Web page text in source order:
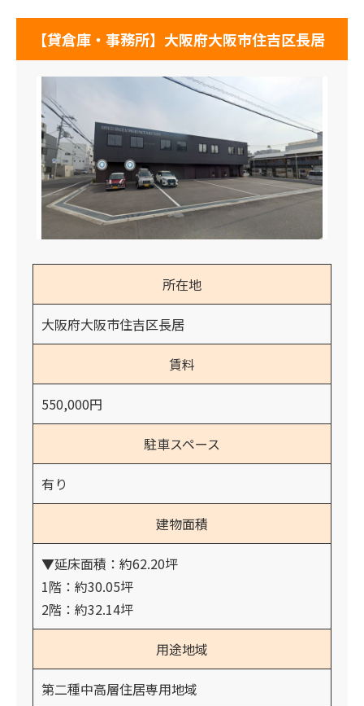
【貸倉庫・事務所】大阪府大阪市住吉区長居
所在地
大阪府大阪市住吉区長居
賃料
550,000円
駐車スペース
有り
建物面積
▼延床面積：約62.20坪
1階：約30.05坪
2階：約32.14坪
用途地域
第二種中高層住居専用地域